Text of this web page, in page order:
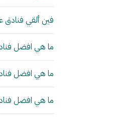
فين ألقي فنادق
ما هي افضل
ما هي افضل
ما هي افضل